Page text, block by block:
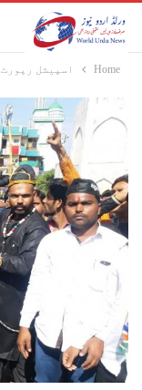
Home اسپیشل رپورٹ